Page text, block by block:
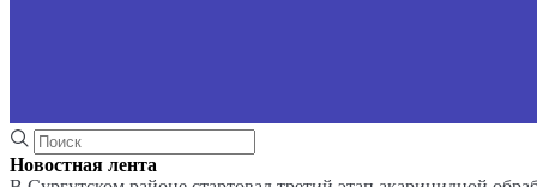
Новостная лента